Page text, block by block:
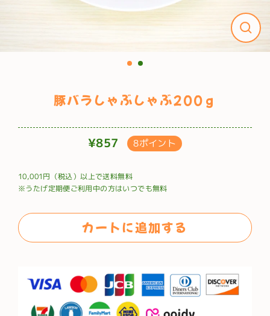
豚バラしゃぶしゃぶ200ｇ
通
価
¥857 8ポイント
10,001円（税込）以上で送料無料
※うたげ定期便ご利用中の方はいつでも無料
カートに追加する